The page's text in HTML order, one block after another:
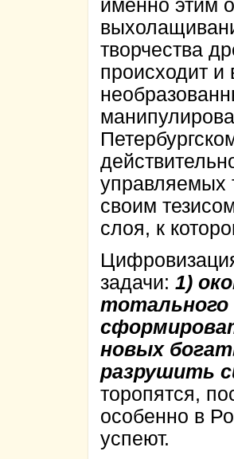
именно этим
творчества
происходит
управляемых
своим
слоя, к
задачи: 1)
тотального
новых
разрушить
торопятся,
особенно в
успеют.